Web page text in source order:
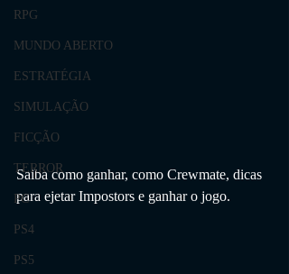
RPG
MUNDO ABERTO
ESTRATÉGIA
SIMULAÇÃO
FICÇÃO
TERROR
PC
PS4
PS5
Saiba como ganhar, como Crewmate, dicas
para ejetar Impostors e ganhar o jogo.